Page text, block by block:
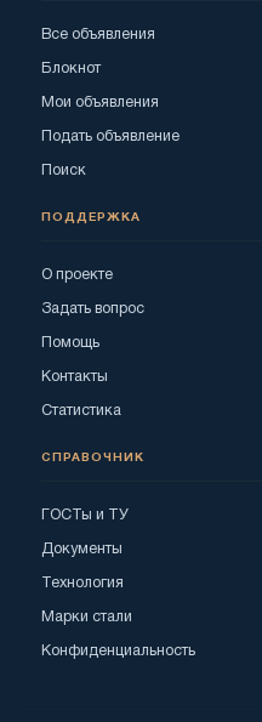
Все объявления
Блокнот
Мои объявления
Подать объявление
Поиск
ПОДДЕРЖКА
О проекте
Задать вопрос
Помощь
Контакты
Статистика
СПРАВОЧНИК
ГОСТы и ТУ
Документы
Технология
Марки стали
Конфиденциальность